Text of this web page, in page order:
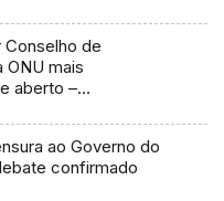
Conselho de
ONU mais
aberto –
ao Governo do
confirmado